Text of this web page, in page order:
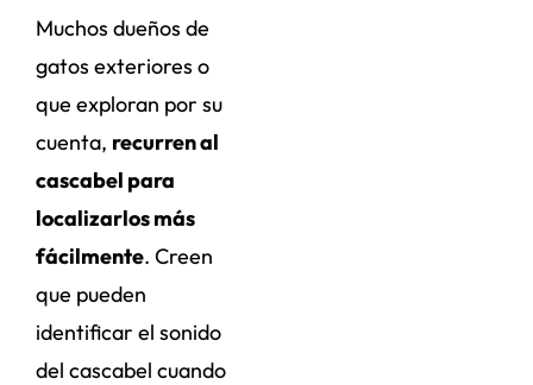
Muchos dueños de
gatos exteriores o
que exploran por su
cuenta, recurren al
cascabel para
localizarlos más
fácilmente. Creen
que pueden
identificar el sonido
del cascabel cuando